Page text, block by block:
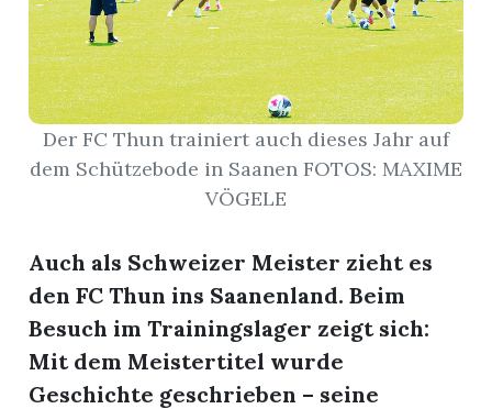
Der FC Thun trainiert auch dieses Jahr auf
dem Schützebode in Saanen FOTOS: MAXIME
VÖGELE
Auch als Schweizer Meister zieht es
den FC Thun ins Saanenland. Beim
Besuch im Trainingslager zeigt sich:
Mit dem Meistertitel wurde
Geschichte geschrieben – seine